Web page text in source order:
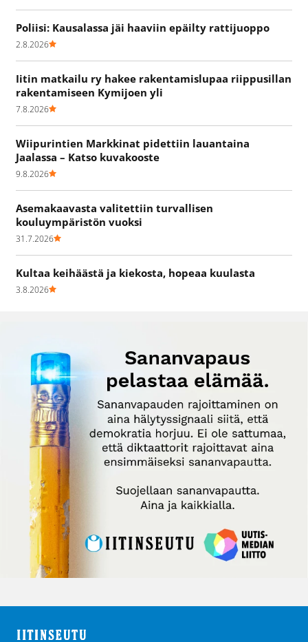
Poliisi: Kausalassa jäi haaviin epäilty rattijuoppo
2.8.2026
Iitin matkailu ry hakee rakentamislupaa riippusillan
rakentamiseen Kymijoen yli
7.8.2026
Wiipurintien Markkinat pidettiin lauantaina
Jaalassa – Katso kuvakooste
9.8.2026
Asemakaavasta valitettiin turvallisen
kouluympäristön vuoksi
31.7.2026
Kultaa keihäästä ja kiekosta, hopeaa kuulasta
3.8.2026